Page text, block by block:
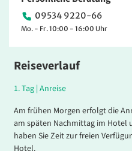
Reiseverlauf
1.Tag | Anreise
Am frühen Morgen erfolgt die
am späten Nachmittag im Hotel
haben Sie Zeit zur freien
09534 9220-66
Mo. - Fr. 10:00 - 16:00 Uhr